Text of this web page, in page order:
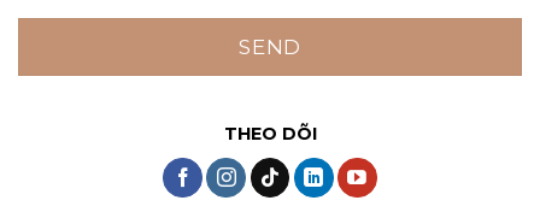
THEO DÕI